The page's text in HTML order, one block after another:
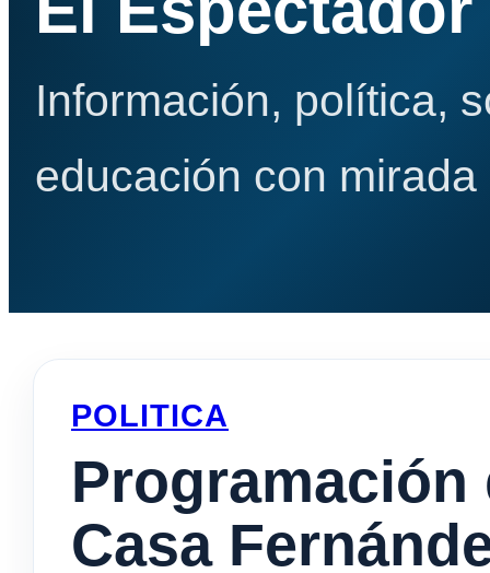
Información, política,
educación con
POLITICA
Programación
Casa